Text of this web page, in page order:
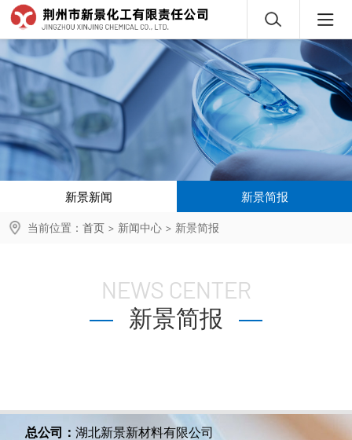
新景新闻 新景简报
当前位置： 首页 > 新闻中心 > 新景简报
NEWS CENTER
新景简报
总公司：湖北新景新材料有限公司